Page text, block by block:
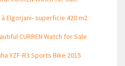
Elgorjani- superficie 420 m2
CURREN Watch for Sale
YZF-R3 Sports Bike 2015